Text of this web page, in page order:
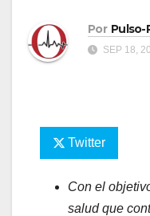
Por Pulso-
SEP 18,
Twitter
Con el
salud que